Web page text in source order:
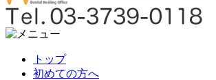
トップ
初めての方へ